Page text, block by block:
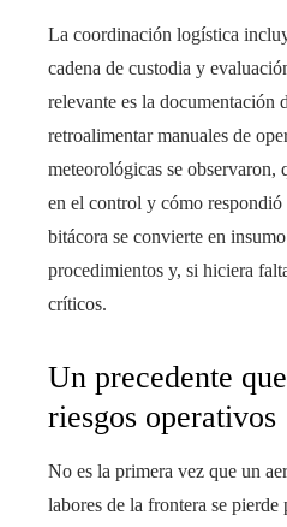
La coordinación logística
cadena de custodia y
relevante es la documentación
retroalimentar manuales de
meteorológicas se observaron,
en el control y cómo respondió
bitácora se convierte en
procedimientos y, si hiciera
críticos.
Un precedente
riesgos operativos
No es la primera vez que un
labores de la frontera se